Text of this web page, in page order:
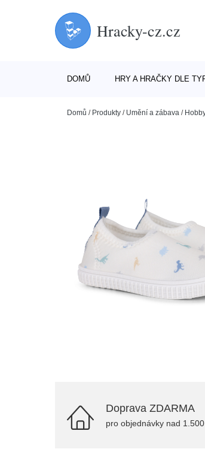
Hracky-cz.cz
DOMŮ HRY A HRAČKY DLE
Domů / Produkty / Umění a zábava /
Doprava ZDARMA
pro objednávky nad